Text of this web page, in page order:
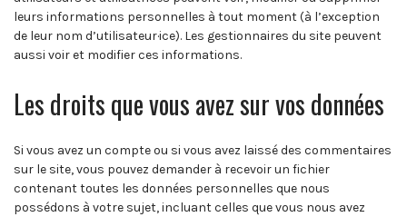
leurs informations personnelles à tout moment (à l’exception
de leur nom d’utilisateur·ice). Les gestionnaires du site peuvent
aussi voir et modifier ces informations.
Les droits que vous avez sur vos données
Si vous avez un compte ou si vous avez laissé des commentaires
sur le site, vous pouvez demander à recevoir un fichier
contenant toutes les données personnelles que nous
possédons à votre sujet, incluant celles que vous nous avez